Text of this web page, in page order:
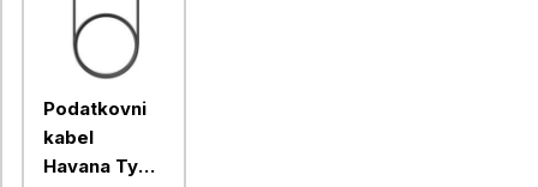
Podatkovni
kabel
Havana Type